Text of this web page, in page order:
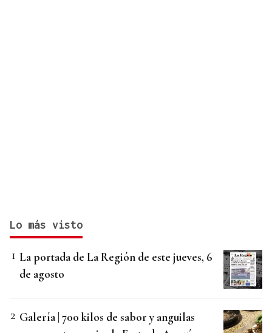
Lo más visto
La portada de La Región de este jueves, 6
de agosto
Galería | 700 kilos de sabor y anguilas